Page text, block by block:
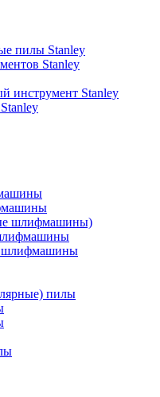
пилы Stanley
Stanley
инструмент Stanley
шлифмашины)
шлифмашины
пилы